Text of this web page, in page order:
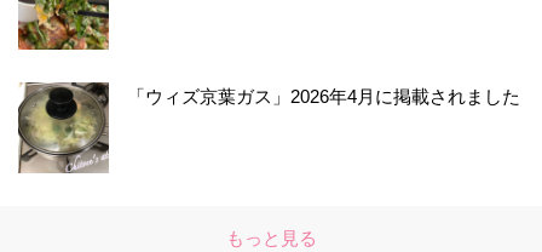
「ウィズ京葉ガス」2026年4月に掲載されました
もっと見る